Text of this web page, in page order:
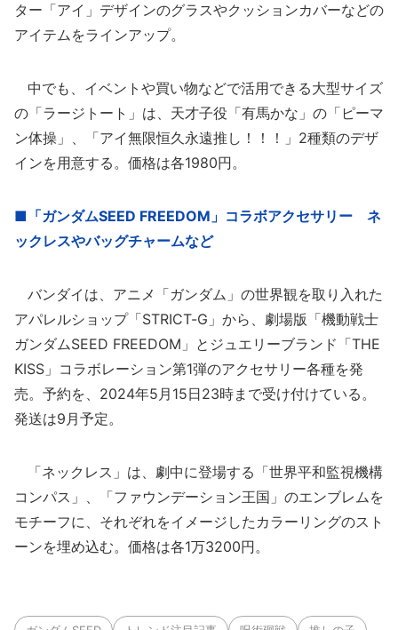
ター「アイ」デザインのグラスやクッションカバーなどの
アイテムをラインアップ。
中でも、イベントや買い物などで活用できる大型サイズ
の「ラージトート」は、天才子役「有馬かな」の「ピーマ
ン体操」、「アイ無限恒久永遠推し！！！」2種類のデザ
インを用意する。価格は各1980円。
■「ガンダムSEED FREEDOM」コラボアクセサリー ネ
ックレスやバッグチャームなど
バンダイは、アニメ「ガンダム」の世界観を取り入れた
アパレルショップ「STRICT-G」から、劇場版「機動戦士
ガンダムSEED FREEDOM」とジュエリーブランド「THE
KISS」コラボレーション第1弾のアクセサリー各種を発
売。予約を、2024年5月15日23時まで受け付けている。
発送は9月予定。
「ネックレス」は、劇中に登場する「世界平和監視機構
コンパス」、「ファウンデーション王国」のエンブレムを
モチーフに、それぞれをイメージしたカラーリングのスト
ーンを埋め込む。価格は各1万3200円。